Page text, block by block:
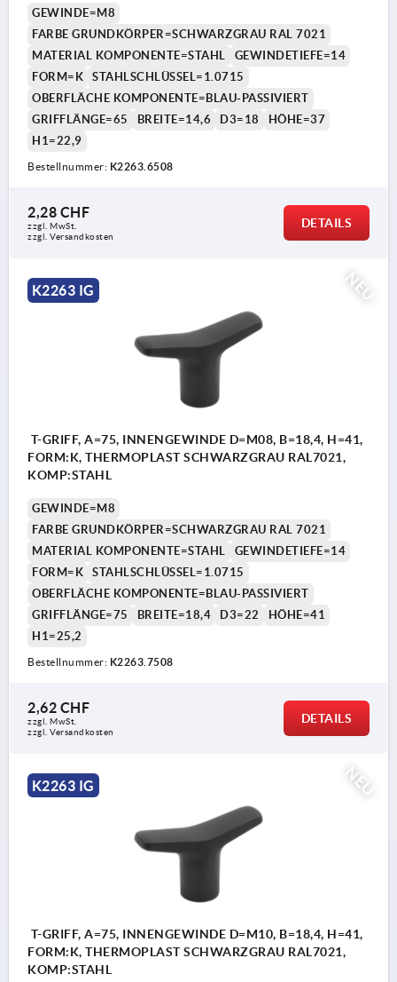
GEWINDE=M8
FARBE GRUNDKÖRPER=SCHWARZGRAU RAL 7021
MATERIAL KOMPONENTE=STAHL
GEWINDETIEFE=14
FORM=K
STAHLSCHLÜSSEL=1.0715
OBERFLÄCHE KOMPONENTE=BLAU-PASSIVIERT
GRIFFLÄNGE=65
BREITE=14,6 D3=18
HÖHE=37
H1=22,9
Bestellnummer: K2263.6508
2,28 CHF
zzgl. MwSt.
zzgl. Versandkosten
DETAILS
NEU
K2263 IG
T-GRIFF, A=75, INNENGEWINDE D=M08, B=18,4, H=41,
FORM:K, THERMOPLAST SCHWARZGRAU RAL7021,
KOMP:STAHL
GEWINDE=M8
FARBE GRUNDKÖRPER=SCHWARZGRAU RAL 7021
MATERIAL KOMPONENTE=STAHL
GEWINDETIEFE=14
FORM=K
STAHLSCHLÜSSEL=1.0715
OBERFLÄCHE KOMPONENTE=BLAU-PASSIVIERT
GRIFFLÄNGE=75
BREITE=18,4 D3=22
HÖHE=41
H1=25,2
Bestellnummer: K2263.7508
2,62 CHF
zzgl. MwSt.
zzgl. Versandkosten
DETAILS
NEU
K2263 IG
T-GRIFF, A=75, INNENGEWINDE D=M10, B=18,4, H=41,
FORM:K, THERMOPLAST SCHWARZGRAU RAL7021,
KOMP:STAHL